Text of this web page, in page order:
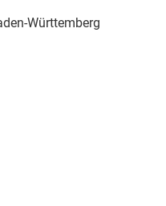
Württemberg